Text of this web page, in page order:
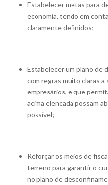
Estabelecer metas para
economia, tendo em
claramente definidos;
Estabelecer um plano de
com regras muito claras a
empresários, e que
acima elencada possam
possível;
Reforçar os meios de
terreno para garantir o
no plano de